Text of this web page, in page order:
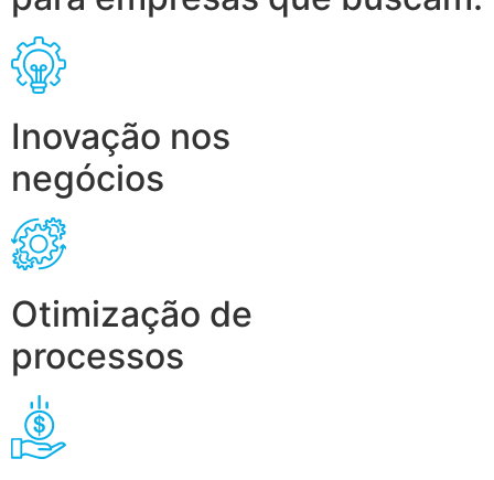
Inovação nos
negócios
Otimização de
processos